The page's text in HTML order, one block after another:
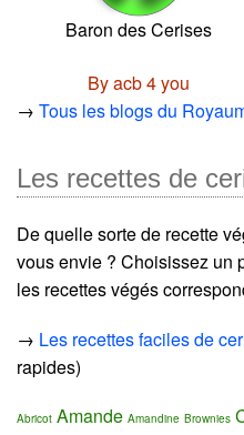
Baron des Cerises
By acb 4 you
→ Tous les blogs du
Les recettes de
De quelle sorte de recette
vous envie ? Choisissez un
les recettes végés
→ Les recettes faciles de
rapides)
Abricot Amande Amandine Brownies